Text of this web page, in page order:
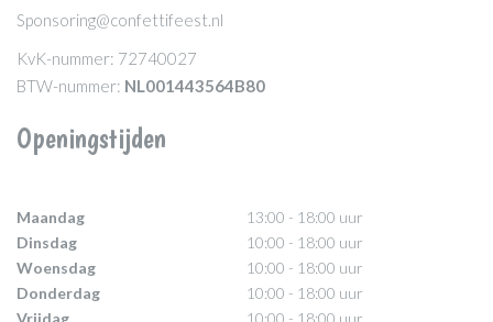
Sponsoring@confettifeest.nl
KvK-nummer: 72740027
BTW-nummer: NL001443564B80
Openingstijden
Maandag
13:00 - 18:00 uur
Dinsdag
10:00 - 18:00 uur
Woensdag
10:00 - 18:00 uur
Donderdag
10:00 - 18:00 uur
Vrijdag
10:00 - 18:00 uur